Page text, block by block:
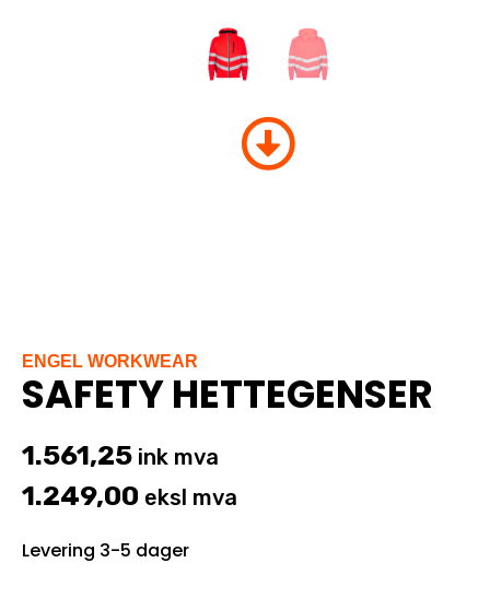
ENGEL WORKWEAR
SAFETY HETTEGENSER
1.561,25 ink mva
1.249,00 eksl mva
Levering 3-5 dager